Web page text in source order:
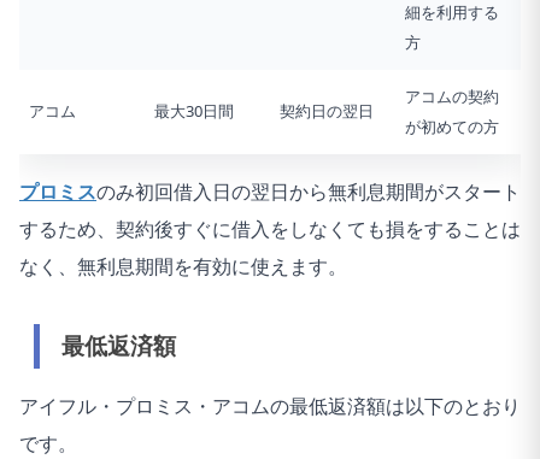
細を利用する
方
アコム 最大30日間 契約日の翌日
アコムの契約
が初めての方
プロミスのみ初回借入日の翌日から無利息期間がスタート
するため、契約後すぐに借入をしなくても損をすることは
なく、無利息期間を有効に使えます。
最低返済額
アイフル・プロミス・アコムの最低返済額は以下のとおり
です。